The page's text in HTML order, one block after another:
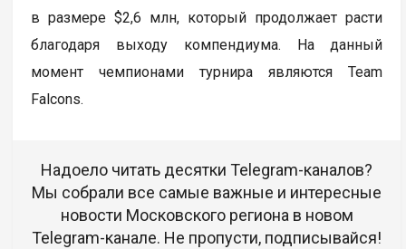
в размере $2,6 млн, который продолжает расти
благодаря выходу компендиума. На данный
момент чемпионами турнира являются Team
Falcons.
Надоело читать десятки Telegram-каналов?
Мы собрали все самые важные и интересные
новости Московского региона в новом
Telegram-канале. Не пропусти, подписывайся!